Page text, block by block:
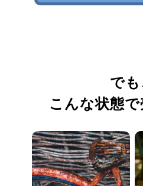
でも
こんな状態で